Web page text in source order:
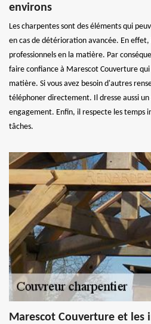
environs
Les charpentes sont des éléments qui
en cas de détérioration avancée. En
professionnels en la matière. Par
faire confiance à Marescot Couverture
matière. Si vous avez besoin d'autres
téléphoner directement. Il dresse aussi
engagement. Enfin, il respecte les temps
tâches.
Marescot Couverture et les